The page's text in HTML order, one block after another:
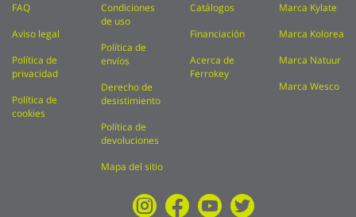
FAQ
Aviso legal
Política de
privacidad
Política de
cookies
Condiciones
de uso
Política de
envíos
Derecho de
desistimiento
Política de
devoluciones
Mapa del sitio
Catálogos
Financiación
Acerca de
Ferrokey
Marca Kylate
Marca Kolorea
Marca Natuur
Marca Wesco